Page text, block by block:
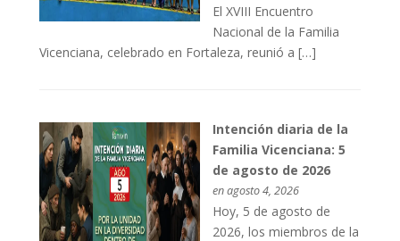
El XVIII Encuentro
Nacional de la Familia
Vicenciana, celebrado en Fortaleza, reunió a […]
Intención diaria de la
Familia Vicenciana: 5
de agosto de 2026
en agosto 4, 2026
Hoy, 5 de agosto de
2026, los miembros de la